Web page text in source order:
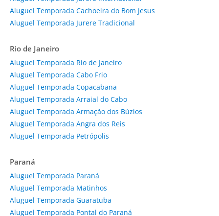
Aluguel Temporada Cachoeira do Bom Jesus
Aluguel Temporada Jurere Tradicional
Rio de Janeiro
Aluguel Temporada Rio de Janeiro
Aluguel Temporada Cabo Frio
Aluguel Temporada Copacabana
Aluguel Temporada Arraial do Cabo
Aluguel Temporada Armação dos Búzios
Aluguel Temporada Angra dos Reis
Aluguel Temporada Petrópolis
Paraná
Aluguel Temporada Paraná
Aluguel Temporada Matinhos
Aluguel Temporada Guaratuba
Aluguel Temporada Pontal do Paraná